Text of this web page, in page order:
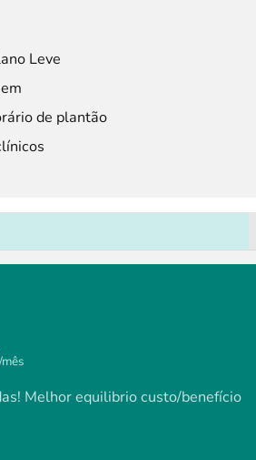
Leve
de plantão
/mês
Melhor equilibrio custo/benefício